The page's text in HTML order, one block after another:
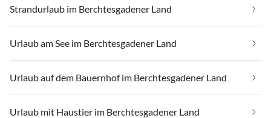
Strandurlaub im Berchtesgadener Land
Urlaub am See im Berchtesgadener Land
Urlaub auf dem Bauernhof im Berchtesgadener Land
Urlaub mit Haustier im Berchtesgadener Land